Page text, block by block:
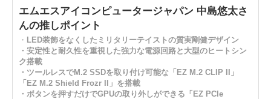
エムエスアイコンピュータージャパン 中島悠太さ
んの推しポイント
・ LED装飾をなくしたミリタリーテイストの質実剛健デザイン
・安定性と耐久性を重視した強力な電源回路と大型のヒートシン
ク搭載
・ツールレスでM.2 SSDを取り付け可能な「EZ M.2 CLIP II」
「EZ M.2 Shield Frozr II」を搭載
・ボタンを押すだけでGPUの取り外しができる「EZ PCIe